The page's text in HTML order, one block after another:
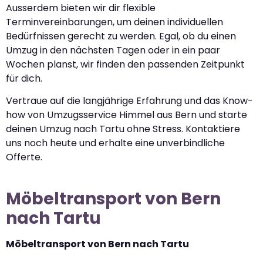
Ausserdem bieten wir dir flexible
Terminvereinbarungen, um deinen individuellen
Bedürfnissen gerecht zu werden. Egal, ob du einen
Umzug in den nächsten Tagen oder in ein paar
Wochen planst, wir finden den passenden Zeitpunkt
für dich.
Vertraue auf die langjährige Erfahrung und das Know-
how von Umzugsservice Himmel aus Bern und starte
deinen Umzug nach Tartu ohne Stress. Kontaktiere
uns noch heute und erhalte eine unverbindliche
Offerte.
Möbeltransport von Bern
nach Tartu
Möbeltransport von Bern nach Tartu